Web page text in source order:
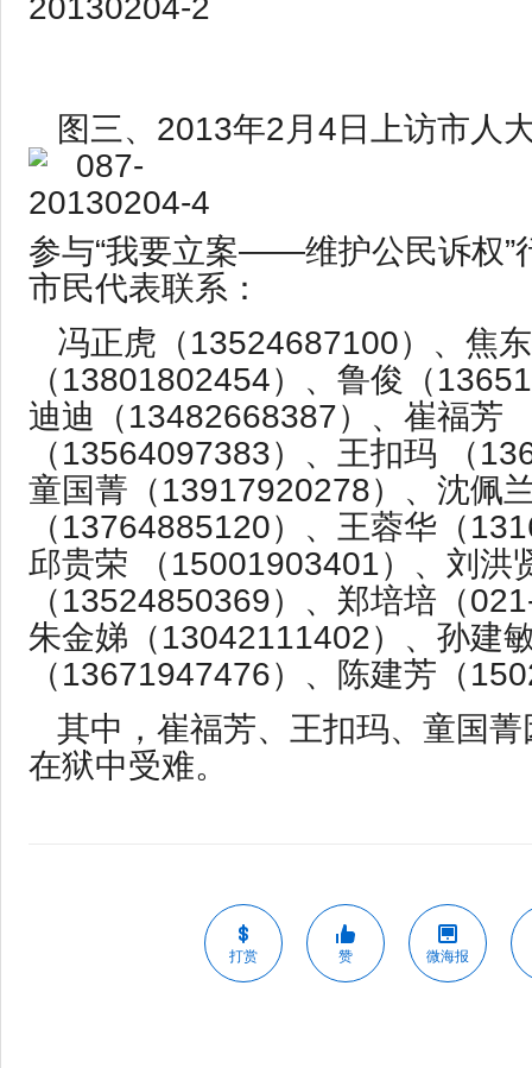
图三、2013年2月4日上访市人
参与“我要立案——维护公民诉权”
市民代表联系：
冯正虎（13524687100）、焦
（13801802454）、鲁俊（
迪迪（13482668387）、崔福芳
（13564097383）、王扣玛 （
童国菁（13917920278）、沈佩
（13764885120）、王蓉华（
邱贵荣 （15001903401）、刘洪
（13524850369）、郑培培（
朱金娣（13042111402）、孙建
（13671947476）、陈建芳（
其中，崔福芳、王扣玛、童国
在狱中受难。
打赏 赞 微海报